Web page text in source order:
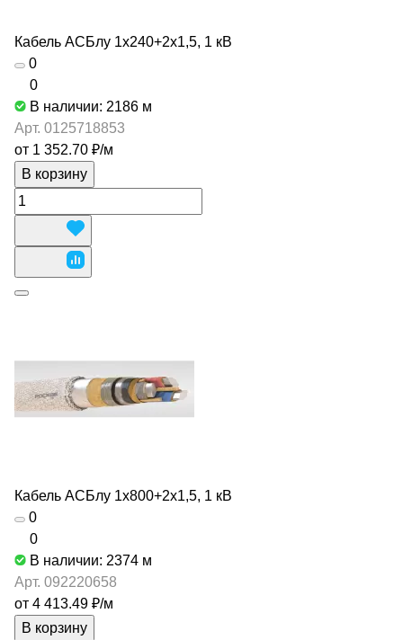
Кабель АСБлу 1х240+2х1,5, 1 кВ
0
0
В наличии: 2186 м
Арт. 0125718853
от 1 352.70 ₽/м
В корзину
Кабель АСБлу 1х800+2х1,5, 1 кВ
0
0
В наличии: 2374 м
Арт. 092220658
от 4 413.49 ₽/м
В корзину